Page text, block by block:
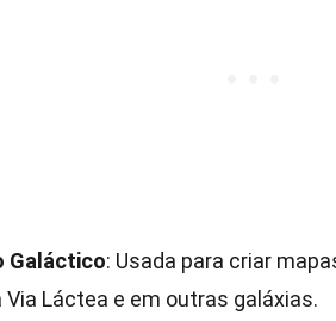
Galáctico: Usada para criar
Via Láctea e em outras galáxias.